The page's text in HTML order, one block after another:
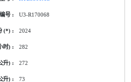
U3-R170068
2024
282
272
73